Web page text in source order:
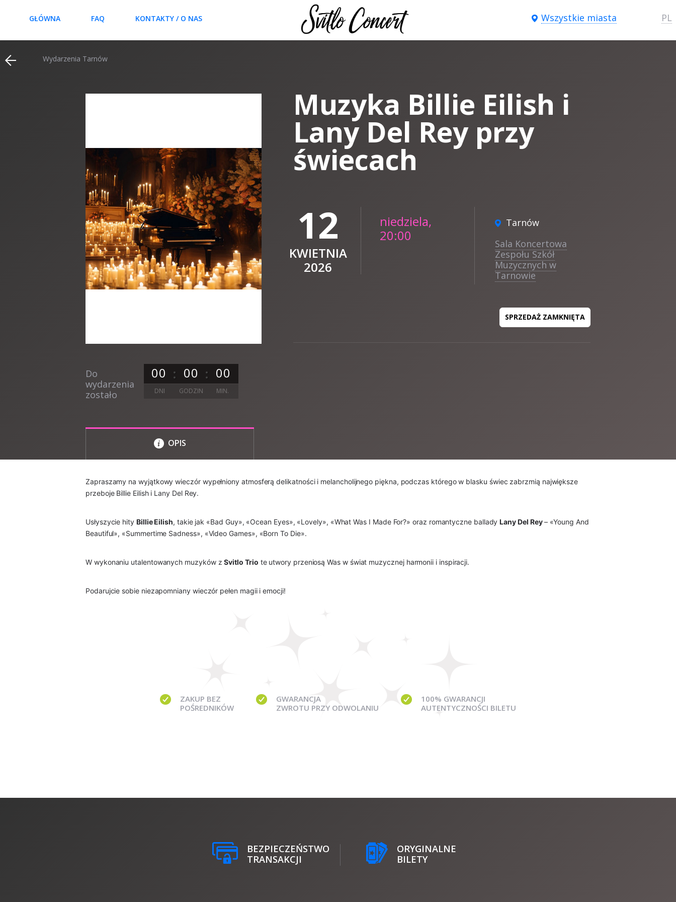
GŁÓWNA FAQ KONTAKTY / O NAS Wszystkie miasta PL
Wydarzenia Tarnów
Do
wydarzenia
zostało
00 00 00
DNI GODZIN MIN.
Muzyka Billie Eilish i
Lany Del Rey przy
świecach
Tarnów
Sala Koncertowa
Zespołu Szkół
Muzycznych w
Tarnowie
12
KWIETNIA
2026
niedziela,
20:00
SPRZEDAŻ ZAMKNIĘTA
OPIS
Zapraszamy na wyjątkowy wieczór wypełniony atmosferą delikatności i melancholijnego piękna, podczas którego w blasku świec zabrzmią największe
przeboje Billie Eilish i Lany Del Rey.
Usłyszycie hity Billie Eilish, takie jak «Bad Guy», «Ocean Eyes», «Lovely», «What Was I Made For?» oraz romantyczne balladyLany Del Rey– «Young And
Beautiful», «Summertime Sadness», «Video Games», «Born To Die».
W wykonaniu utalentowanych muzyków zSvitlo Trio te utwory przeniosą Was w świat muzycznej harmonii i inspiracji.
Podarujcie sobie niezapomniany wieczór pełen magii i emocji!
ZAKUP BEZ
POŚREDNIKÓW
GWARANCJA
ZWROTU PRZY ODWOLANIU
100% GWARANCJI
AUTENTYCZNOŚCI BILETU
BEZPIECZEŃSTWO
TRANSAKCJI
ORYGINALNE
BILETY